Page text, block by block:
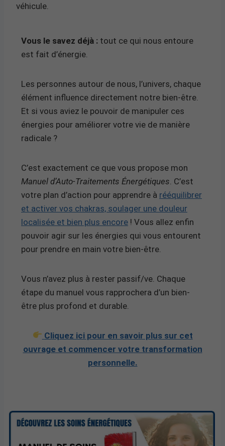
véhicule.
Vous le savez déjà : tout ce qui nous entoure
est fait d’énergie.
Les personnes autour de nous, l’univers, chaque
élément influence directement notre bien-être.
Et si vous aviez le pouvoir de manipuler ces
énergies pour améliorer votre vie de manière
radicale ?
C’est exactement ce que vous propose mon
Manuel d’Auto-Traitements Énergétiques . C’est
votre plan d’action pour apprendre à rééquilibrer
et activer vos chakras, soulager une douleur
localisée et bien plus encore ! Vous allez enfin
pouvoir agir sur les énergies qui vous entourent
pour prendre en main votre bien-être.
Vous n’avez plus à rester passif/ve. Chaque
étape du manuel vous rapprochera d’un bien-
être plus profond et durable.
Cliquez ici pour en savoir plus sur cet
ouvrage et commencer votre transformation
personnelle.